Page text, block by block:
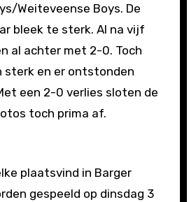
Weiteveense Boys. De
bleek te sterk. Al na vijf
al achter met 2-0. Toch
sterk en er ontstonden
een 2-0 verlies sloten de
toch prima af.
plaatsvind in Barger
gespeeld op dinsdag 3